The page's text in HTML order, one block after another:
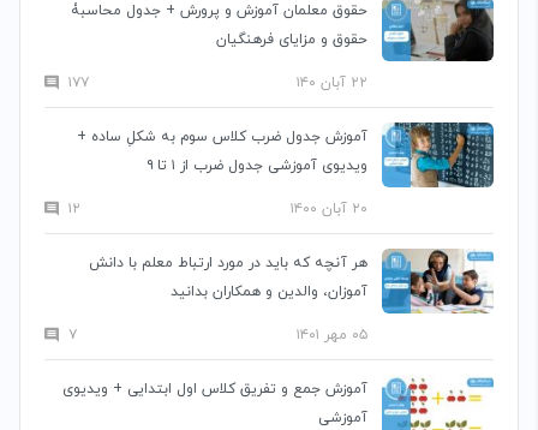
حقوق معلمان آموزش و پرورش + جدول محاسبۀ
حقوق و مزایای فرهنگیان
۲۲ آبان ۱۴۰ ۱۷۷
آموزش جدول ضرب کلاس سوم به شکلِ ساده +
ویدیوی آموزشی جدول ضرب از ۱ تا ۹
۲۰ آبان ۱۴۰۰ ۱۲
هر آنچه که باید در مورد ارتباط معلم با دانش
آموزان، والدین و همکاران بدانید
۰۵ مهر ۱۴۰۱ ۷
آموزش جمع و تفریق کلاس اول ابتدایی + ویدیوی
آموزشی